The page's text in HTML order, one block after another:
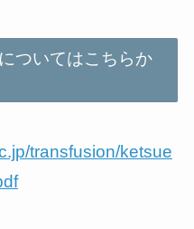
ついてはこちらか
transfusion/ketsue